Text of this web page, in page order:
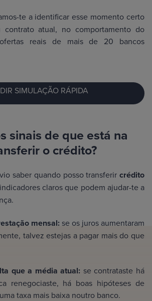
te a identificar esse momento certo
atual, no comportamento do
reais de mais de 20 bancos
SIMULAÇÃO RÁPIDA
sinais de que está na
o crédito?
saber quando posso transferir crédito
claros que podem ajudar-te a
mensal: se os juros aumentaram
talvez estejas a pagar mais do que
que a média atual: se contrataste há
renegociaste, há boas hipóteses de
taxa mais baixa noutro banco.